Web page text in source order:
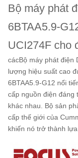
Bộ máy phát
6BTAA5.9-
UCI274F cho
cácBộ máy phát điện
lượng hiệu suất cao
6BTAA5.9-G12 nổi
cấp nguồn điện đáng
khác nhau. Bộ sản
cấp thế giới của
khiến nó trở thành